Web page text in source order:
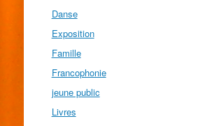
Danse
Exposition
Famille
Francophonie
jeune public
Livres